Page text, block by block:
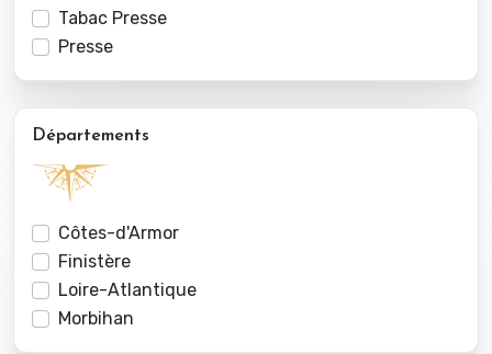
Tabac Presse
Presse
Départements
Côtes-d'Armor
Finistère
Loire-Atlantique
Morbihan